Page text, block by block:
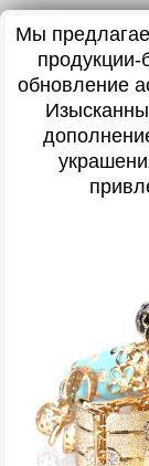
Мы
обновление